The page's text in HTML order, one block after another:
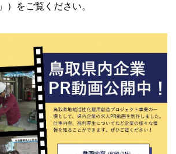
」）をご覧ください。